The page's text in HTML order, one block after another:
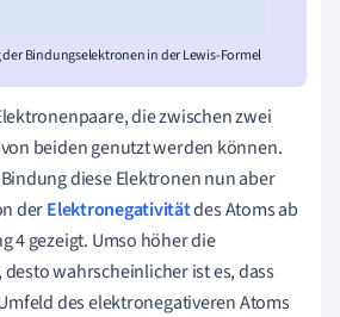
Bindungselektronen in der Lewis-Formel
die zwischen zwei
beiden genutzt werden können.
diese Elektronen nun aber
derElektronegativitätdes Atoms ab
4 gezeigt. Umso höher die
desto wahrscheinlicher ist es, dass
des elektronegativeren Atoms